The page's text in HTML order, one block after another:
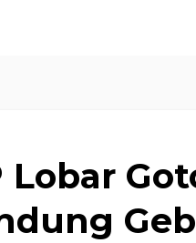
Lobar